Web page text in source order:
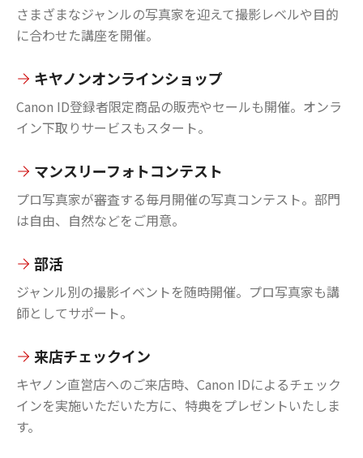
さまざまなジャンルの写真家を迎えて撮影レベルや目的
に合わせた講座を開催。
キヤノンオンラインショップ
Canon ID登録者限定商品の販売やセールも開催。オンラ
イン下取りサービスもスタート。
マンスリーフォトコンテスト
プロ写真家が審査する毎月開催の写真コンテスト。部門
は自由、自然などをご用意。
部活
ジャンル別の撮影イベントを随時開催。プロ写真家も講
師としてサポート。
来店チェックイン
キヤノン直営店へのご来店時、Canon IDによるチェック
インを実施いただいた方に、特典をプレゼントいたしま
す。